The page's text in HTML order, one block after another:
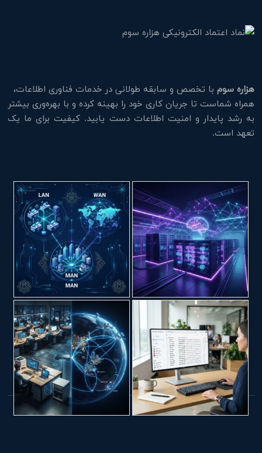
هزاره سوم با تخصص و سابقه طولانی در خدمات فناوری اطلاعات،
همراه شماست تا جریان کاری خود را بهینه کرده و با بهره‌وری بیشتر
به رشد پایدار و امنیت اطلاعات دست یابید. کیفیت برای ما یک
تعهد است.